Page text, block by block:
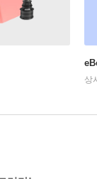
상